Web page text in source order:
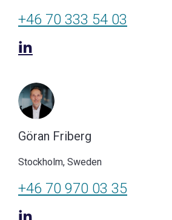
+46 70 333 54 03
Göran Friberg
Stockholm, Sweden
+46 70 970 03 35